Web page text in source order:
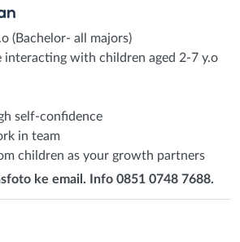
(Bachelor- all majors)
interacting with children aged 2-7 y.o
self-confidence
in team
children as your growth partners
ke email. Info 0851 0748 7688.